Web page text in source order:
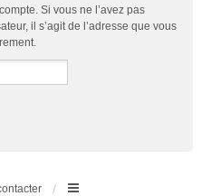
Si vous ne l’avez pas
il s’agit de l’adresse que vous